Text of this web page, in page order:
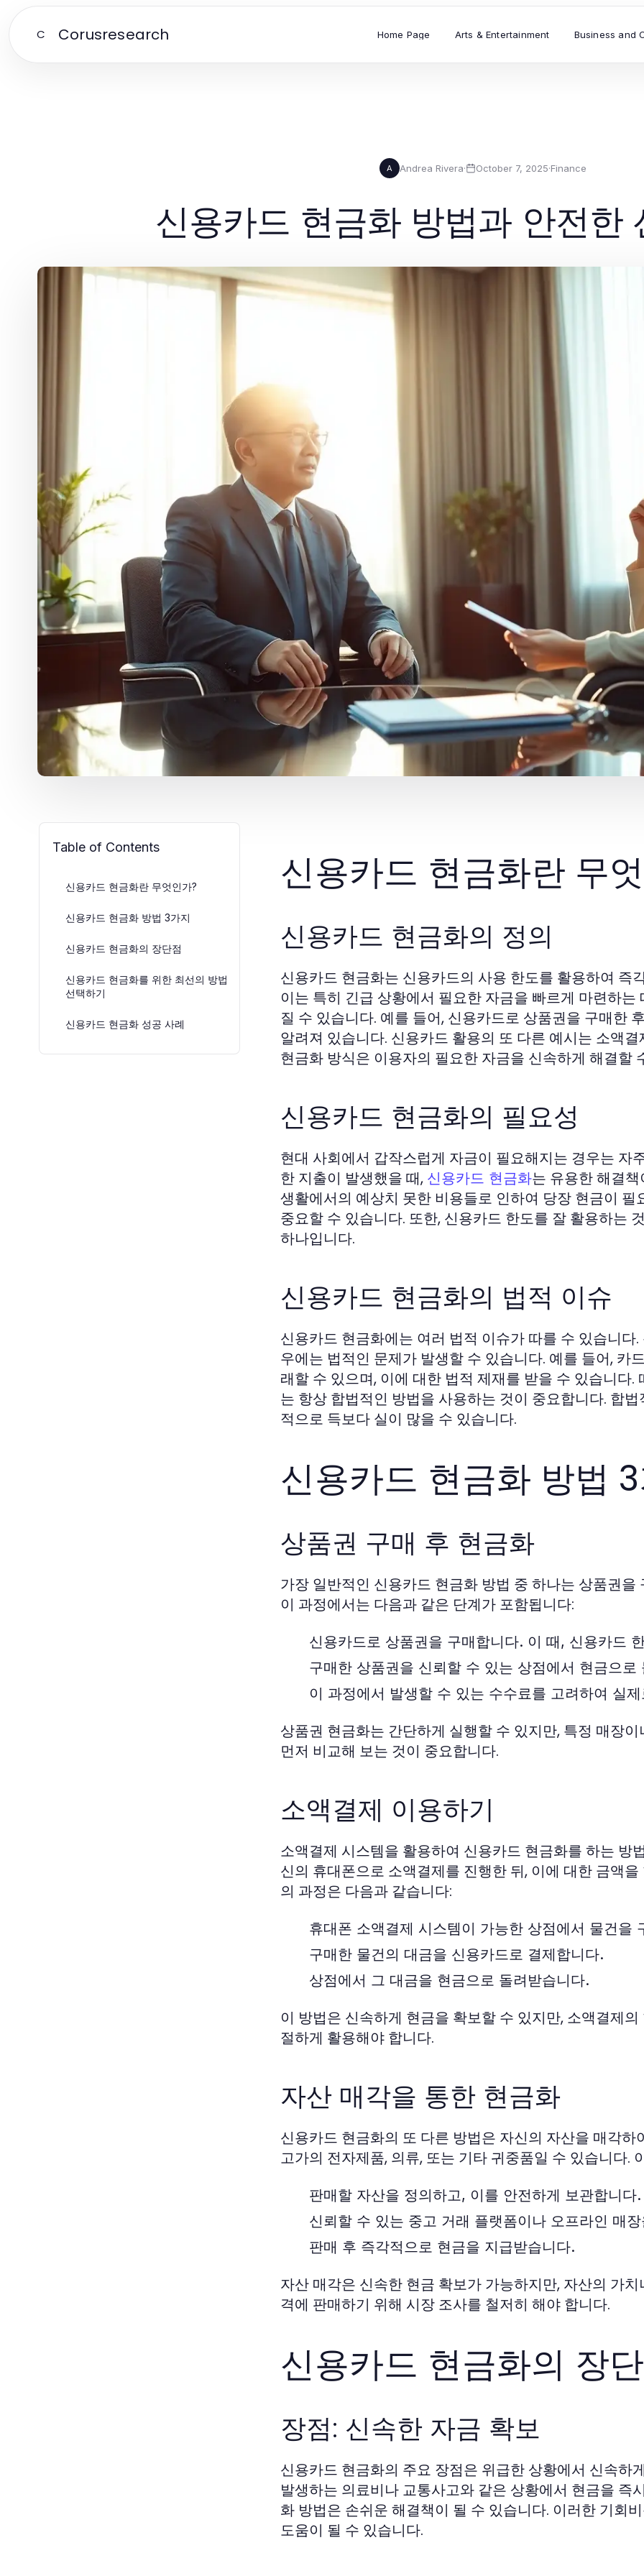
C Corusresearch Home Page Arts & Entertainment Business and
A Andrea Rivera· October 7, 2025·Finance
신용카드 현금화 방법과 안전한
Table of Contents
신용카드 현금화란 무엇인가?
신용카드 현금화 방법 3가지
신용카드 현금화의 장단점
신용카드 현금화를 위한 최선의 방법
선택하기
신용카드 현금화 성공 사례
신용카드 현금화란 무
신용카드 현금화의 정의
신용카드 현금화는 신용카드의 사용 한도를 활용하여 즉
이는 특히 긴급 상황에서 필요한 자금을 빠르게 마련하
질 수 있습니다. 예를 들어, 신용카드로 상품권을 구매한
알려져 있습니다. 신용카드 활용의 또 다른 예시는 소액
현금화 방식은 이용자의 필요한 자금을 신속하게 해결할
신용카드 현금화의 필요성
현대 사회에서 갑작스럽게 자금이 필요해지는 경우는 자
한 지출이 발생했을 때, 신용카드 현금화는 유용한 해결
생활에서의 예상치 못한 비용들로 인하여 당장 현금이
중요할 수 있습니다. 또한, 신용카드 한도를 잘 활용하는
하나입니다.
신용카드 현금화의 법적 이슈
신용카드 현금화에는 여러 법적 이슈가 따를 수 있습니
우에는 법적인 문제가 발생할 수 있습니다. 예를 들어, 카
래할 수 있으며, 이에 대한 법적 제재를 받을 수 있습니다
는 항상 합법적인 방법을 사용하는 것이 중요합니다. 합
적으로 득보다 실이 많을 수 있습니다.
신용카드 현금화 방법
상품권 구매 후 현금화
가장 일반적인 신용카드 현금화 방법 중 하나는 상품권
이 과정에서는 다음과 같은 단계가 포함됩니다:
신용카드로 상품권을 구매합니다. 이 때, 신용카드
구매한 상품권을 신뢰할 수 있는 상점에서 현금으로
이 과정에서 발생할 수 있는 수수료를 고려하여 실
상품권 현금화는 간단하게 실행할 수 있지만, 특정 매장
먼저 비교해 보는 것이 중요합니다.
소액결제 이용하기
소액결제 시스템을 활용하여 신용카드 현금화를 하는 방
신의 휴대폰으로 소액결제를 진행한 뒤, 이에 대한 금액
의 과정은 다음과 같습니다:
휴대폰 소액결제 시스템이 가능한 상점에서 물건을
구매한 물건의 대금을 신용카드로 결제합니다.
상점에서 그 대금을 현금으로 돌려받습니다.
이 방법은 신속하게 현금을 확보할 수 있지만, 소액결제
절하게 활용해야 합니다.
자산 매각을 통한 현금화
신용카드 현금화의 또 다른 방법은 자신의 자산을 매각
고가의 전자제품, 의류, 또는 기타 귀중품일 수 있습니다.
판매할 자산을 정의하고, 이를 안전하게 보관합니다.
신뢰할 수 있는 중고 거래 플랫폼이나 오프라인 매
판매 후 즉각적으로 현금을 지급받습니다.
자산 매각은 신속한 현금 확보가 가능하지만, 자산의 가
격에 판매하기 위해 시장 조사를 철저히 해야 합니다.
신용카드 현금화의 장
장점: 신속한 자금 확보
신용카드 현금화의 주요 장점은 위급한 상황에서 신속하
발생하는 의료비나 교통사고와 같은 상황에서 현금을 즉
화 방법은 손쉬운 해결책이 될 수 있습니다. 이러한 기회
도움이 될 수 있습니다.